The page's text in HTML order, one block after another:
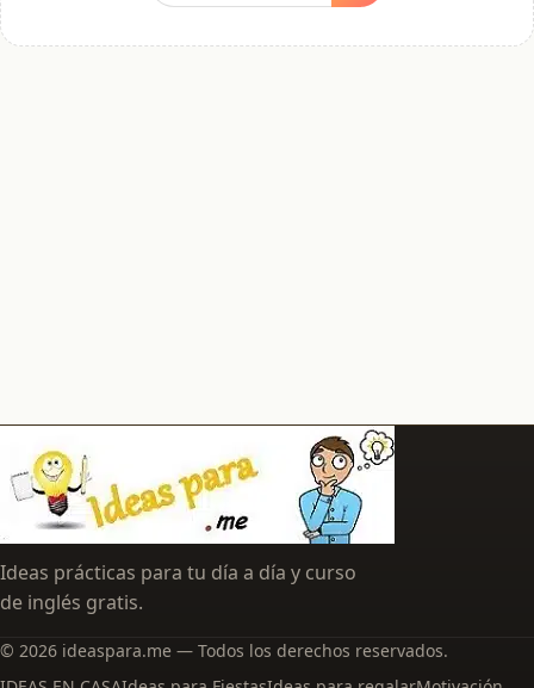
Ideas prácticas para tu día a día y curso
de inglés gratis.
© 2026 ideaspara.me — Todos los derechos reservados.